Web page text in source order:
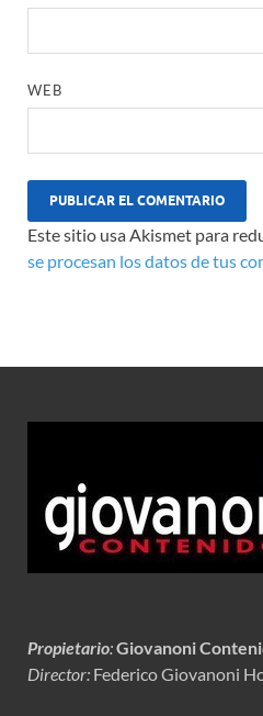
WEB
Este sitio usa Akismet para
se procesan los datos de tus
Propietario:Giovanoni
Director: Federico Giovanoni